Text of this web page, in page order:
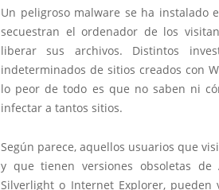
Un peligroso malware se ha instalado
secuestran el ordenador de los
liberar sus archivos. Distintos
indeterminados de sitios creados con
lo peor de todo es que no saben ni
infectar a tantos sitios.
Según parece, aquellos usuarios que
y que tienen versiones obsoletas de
Silverlight o Internet Explorer, pueden